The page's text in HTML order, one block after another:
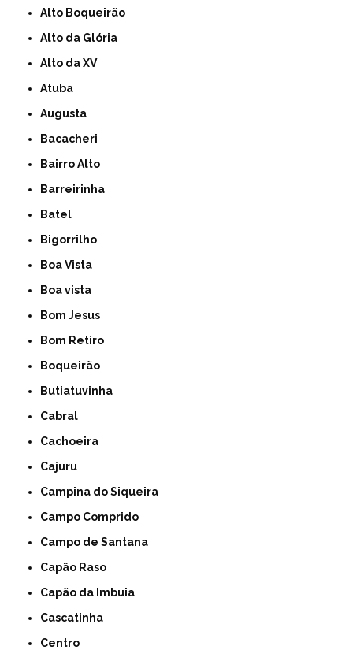
Alto Boqueirão
Alto da Glória
Alto da XV
Atuba
Augusta
Bacacheri
Bairro Alto
Barreirinha
Batel
Bigorrilho
Boa Vista
Boa vista
Bom Jesus
Bom Retiro
Boqueirão
Butiatuvinha
Cabral
Cachoeira
Cajuru
Campina do Siqueira
Campo Comprido
Campo de Santana
Capão Raso
Capão da Imbuia
Cascatinha
Centro